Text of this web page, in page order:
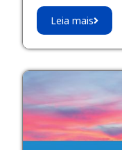
Leia mais